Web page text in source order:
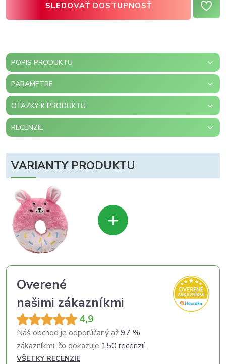
SLEDOVAŤ DOSTUPNOSŤ
POPIS PRODUKTU
PARAMETRE
OTÁZKY K PRODUKTU
RECENZIE
VARIANTY PRODUKTU
+
Overené
našimi zákazníkmi
4,9
Náš obchod je odporúčaný až97 %
zákazníkmi, čo dokazuje 150 recenzií.
VŠETKY RECENZIE